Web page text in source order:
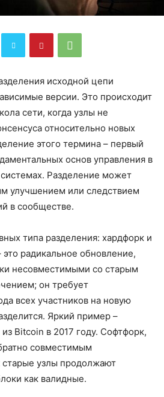
исходной цепи
версии. Это происходит
сети, когда узлы не
относительно новых
этого термина – первый
основ управления в
Разделение может
улучшением или следствием
в сообществе.
типа разделения: хардфорк и
радикальное обновление,
несовместимыми со старым
он требует
всех участников на новую
Яркий пример –
Bitcoin в 2017 году. Софтфорк,
совместимым
старые узлы продолжают
как валидные.